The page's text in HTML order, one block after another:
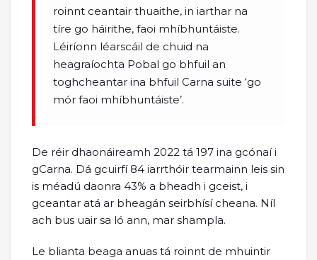
roinnt ceantair thuaithe, in iarthar na
tíre go háirithe, faoi mhíbhuntáiste.
Léiríonn léarscáil de chuid na
heagraíochta Pobal go bhfuil an
toghcheantar ina bhfuil Carna suite ‘go
mór faoi mhíbhuntáiste’.
De réir dhaonáireamh 2022 tá 197 ina gcónaí i
gCarna. Dá gcuirfí 84 iarrthóir tearmainn leis sin
is méadú daonra 43% a bheadh i gceist, i
gceantar atá ar bheagán seirbhísí cheana. Níl
ach bus uair sa ló ann, mar shampla.
Le blianta beaga anuas tá roinnt de mhuintir